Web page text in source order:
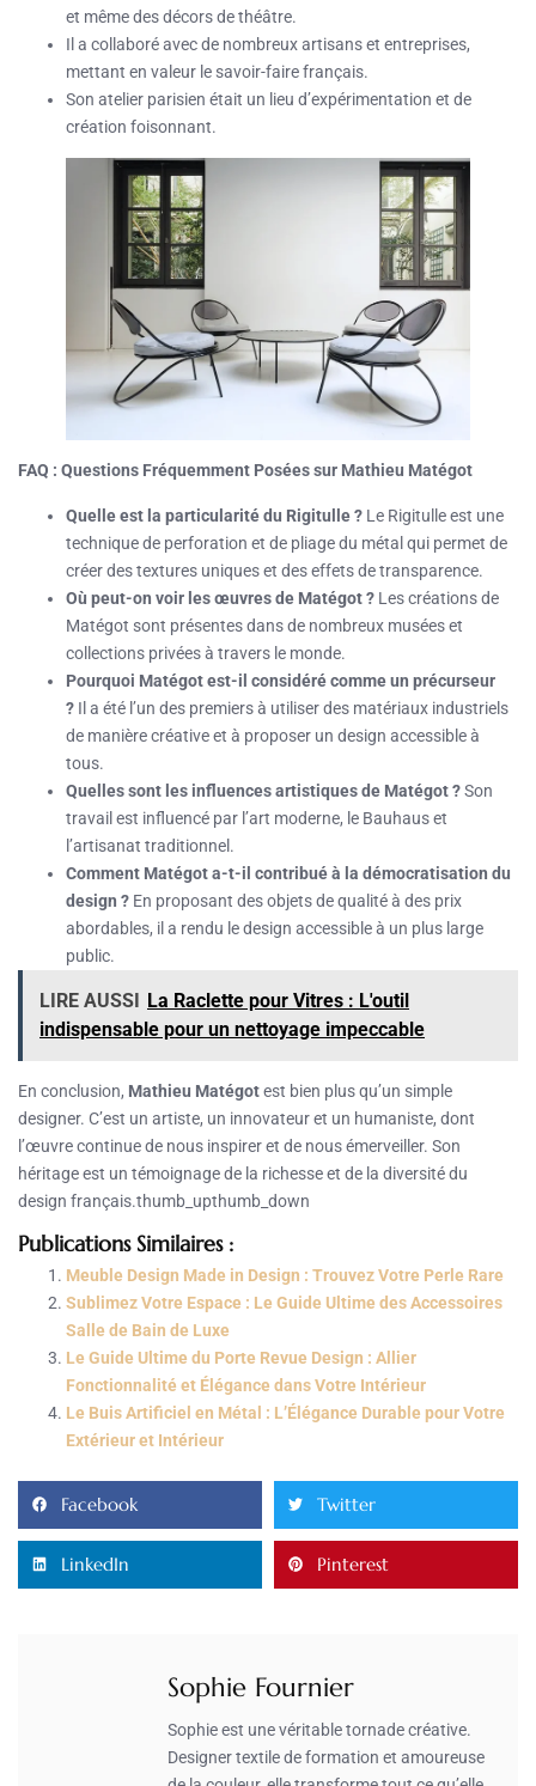
et même des décors de théâtre.
Il a collaboré avec de nombreux artisans et entreprises,
mettant en valeur le savoir-faire français.
Son atelier parisien était un lieu d’expérimentation et de
création foisonnant.
FAQ : Questions Fréquemment Posées sur Mathieu Matégot
Quelle est la particularité du Rigitulle ? Le Rigitulle est une
technique de perforation et de pliage du métal qui permet de
créer des textures uniques et des effets de transparence.
Où peut-on voir les œuvres de Matégot ? Les créations de
Matégot sont présentes dans de nombreux musées et
collections privées à travers le monde.
Pourquoi Matégot est-il considéré comme un précurseur
? Il a été l’un des premiers à utiliser des matériaux industriels
de manière créative et à proposer un design accessible à
tous.
Quelles sont les influences artistiques de Matégot ?Son
travail est influencé par l’art moderne, le Bauhaus et
l’artisanat traditionnel.
Comment Matégot a-t-il contribué à la démocratisation du
design ? En proposant des objets de qualité à des prix
abordables, il a rendu le design accessible à un plus large
public.
LIRE AUSSI La Raclette pour Vitres : L'outil
indispensable pour un nettoyage impeccable
En conclusion, Mathieu Matégotest bien plus qu’un simple
designer. C’est un artiste, un innovateur et un humaniste, dont
l’œuvre continue de nous inspirer et de nous émerveiller. Son
héritage est un témoignage de la richesse et de la diversité du
design français.thumb_upthumb_down
Publications Similaires :
Meuble Design Made in Design : Trouvez Votre Perle Rare
Sublimez Votre Espace : Le Guide Ultime des Accessoires
Salle de Bain de Luxe
Le Guide Ultime du Porte Revue Design : Allier
Fonctionnalité et Élégance dans Votre Intérieur
Le Buis Artificiel en Métal : L’Élégance Durable pour Votre
Extérieur et Intérieur
Facebook Twitter
LinkedIn Pinterest
Sophie Fournier
Sophie est une véritable tornade créative.
Designer textile de formation et amoureuse